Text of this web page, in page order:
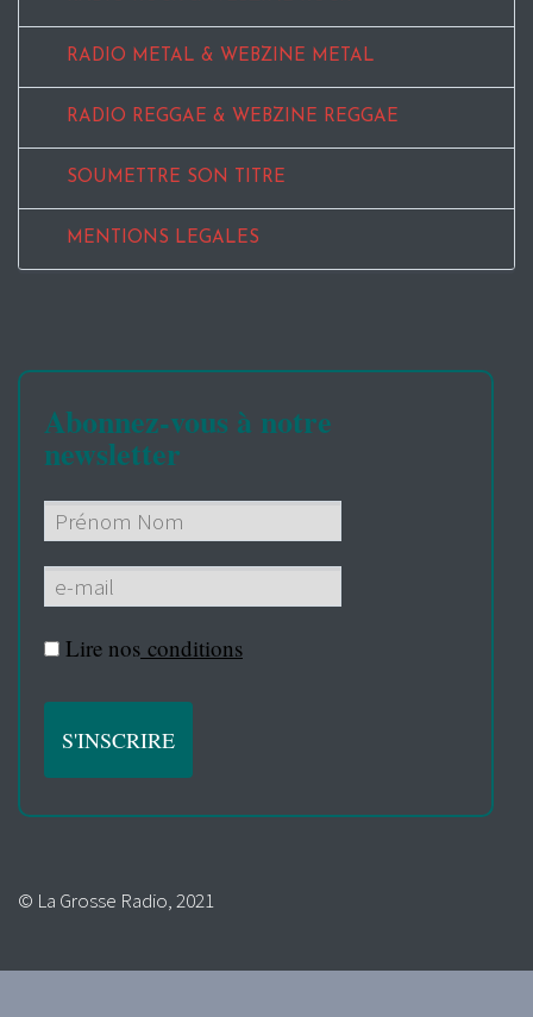
RADIO METAL & WEBZINE METAL
RADIO REGGAE & WEBZINE REGGAE
SOUMETTRE SON TITRE
MENTIONS LEGALES
Abonnez-vous à notre
newsletter
Lire nos conditions
© La Grosse Radio, 2021